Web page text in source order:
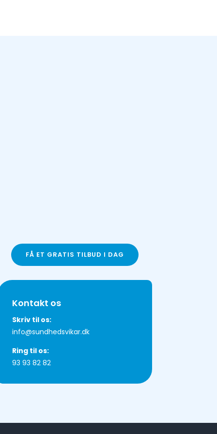
FÅ ET GRATIS TILBUD I DAG
Kontakt os
Skriv til os:
info@sundhedsvikar.dk
Ring til os:
93 93 82 82